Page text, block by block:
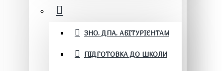
ЗНО. ДПА. АБІТУРІЄНТАМ
ПІДГОТОВКА ДО ШКОЛИ